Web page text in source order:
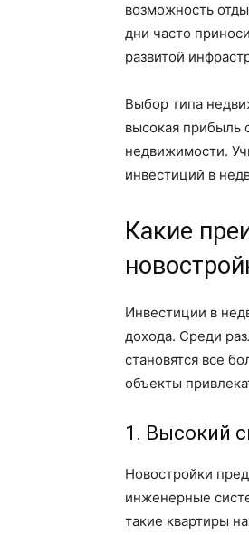
возможность
дни часто
развитой
Выбор типа
высокая прибыль
недвижимости.
инвестиций в
Какие
Инвестиции в
дохода. Среди
становятся все
объекты
1. Высокий
Новостройки
инженерные
такие квартиры